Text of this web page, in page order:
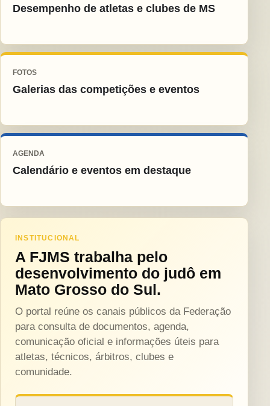
Desempenho de atletas e clubes de MS
FOTOS
Galerias das competições e eventos
AGENDA
Calendário e eventos em destaque
INSTITUCIONAL
A FJMS trabalha pelo
desenvolvimento do judô em
Mato Grosso do Sul.
O portal reúne os canais públicos da Federação
para consulta de documentos, agenda,
comunicação oficial e informações úteis para
atletas, técnicos, árbitros, clubes e
comunidade.